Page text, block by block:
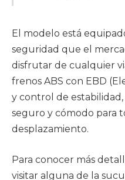
El modelo está
seguridad que el
disfrutar de cualquier
frenos ABS con EBD
y control de estabilidad,
seguro y cómodo para
desplazamiento.
Para conocer más
visitar alguna de la